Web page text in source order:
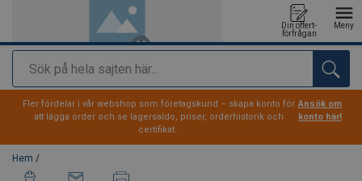
Sök
Din offert-
förfrågan
Meny
tillagd i varukorg
Fler fördelar i vår webshop som företagskund – skapa konto för
att lägga order och se lagersaldo, priser, orderhistorik och
certifikat.
Ansök om
konto här!
Hem /